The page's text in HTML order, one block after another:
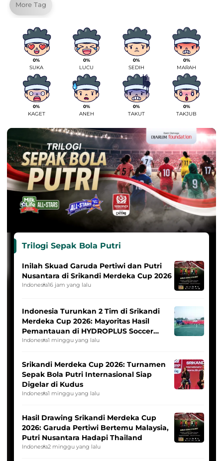
More Tag
0%
SUKA
0%
LUCU
0%
SEDIH
0%
MARAH
0%
KAGET
0%
ANEH
0%
TAKUT
0%
TAKJUB
Trilogi Sepak Bola Putri
Inilah Skuad Garuda Pertiwi dan Putri
Nusantara di Srikandi Merdeka Cup 2026
Indonesia16 jam yang lalu
Indonesia Turunkan 2 Tim di Srikandi
Merdeka Cup 2026: Mayoritas Hasil
Pemantauan di HYDROPLUS Soccer
League
Indonesia1 minggu yang lalu
Srikandi Merdeka Cup 2026: Turnamen
Sepak Bola Putri Internasional Siap
Digelar di Kudus
Indonesia1 minggu yang lalu
Hasil Drawing Srikandi Merdeka Cup
2026: Garuda Pertiwi Bertemu Malaysia,
Putri Nusantara Hadapi Thailand
Indonesia2 minggu yang lalu